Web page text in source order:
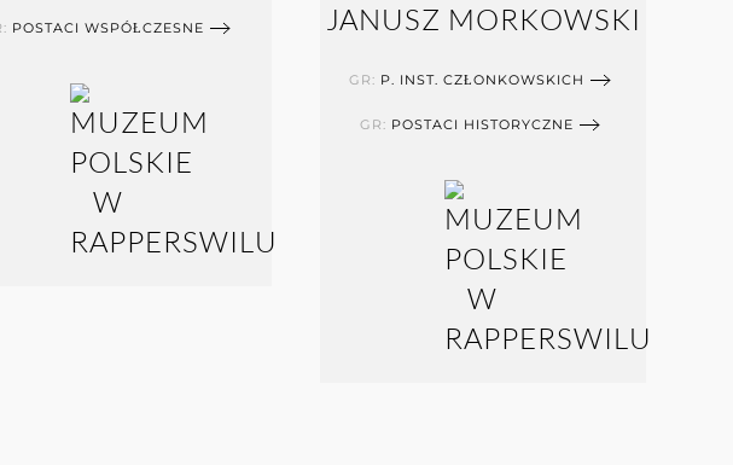
POSTACI WSPÓŁCZESNE JANUSZ MORKOWSKI
GR: P. INST. CZŁONKOWSKICH
GR: POSTACI HISTORYCZNE